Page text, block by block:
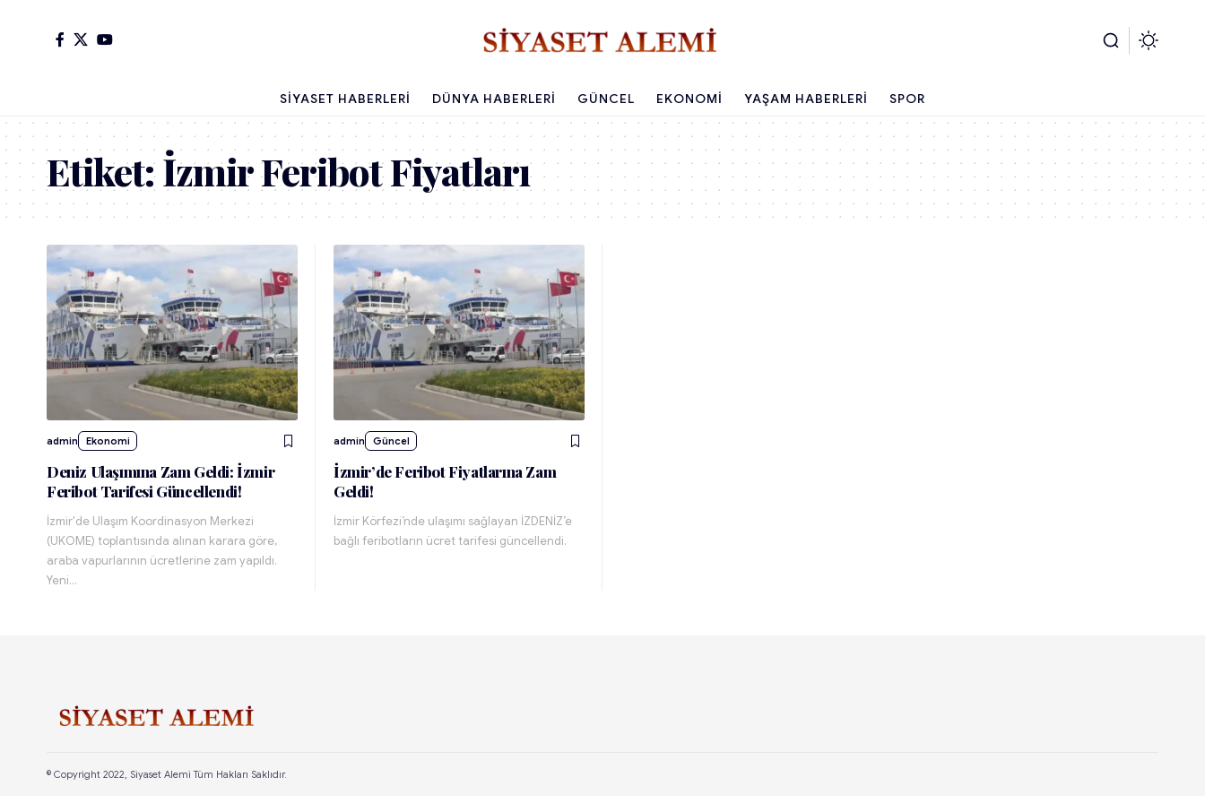
SIYASET HABERLERI DÜNYA HABERLERI GÜNCEL EKONOMI YAŞAM HABERLERI SPOR
Etiket:İzmir Feribot Fiyatları
admin Ekonomi
Deniz Ulaşımına Zam Geldi: İzmir
Feribot Tarifesi Güncellendi!
İzmir'de Ulaşım Koordinasyon Merkezi
(UKOME) toplantısında alınan karara göre,
araba vapurlarının ücretlerine zam yapıldı.
Yeni…
admin Güncel
İzmir’de Feribot Fiyatlarına Zam
Geldi!
İzmir Körfezi’nde ulaşımı sağlayan İZDENİZ’e
bağlı feribotların ücret tarifesi güncellendi.
© Copyright 2022, Siyaset Alemi Tüm Hakları Saklıdır.